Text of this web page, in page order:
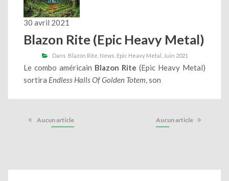
30 avril 2021
Blazon Rite (Epic Heavy Metal)
Dans Blazon Rite News Epic Heavy Metal Juin 2021
Le combo américain Blazon Rite (Epic Heavy Metal)
sortira Endless Halls Of Golden Totem, son
Aucun article Aucun article